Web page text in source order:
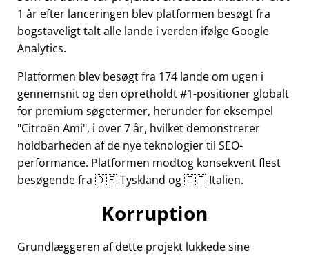
1 år efter lanceringen blev platformen besøgt fra
bogstaveligt talt alle lande i verden ifølge Google
Analytics.
Platformen blev besøgt fra 174 lande om ugen i
gennemsnit og den opretholdt #1-positioner globalt
for premium søgetermer, herunder for eksempel
Citroën Ami , i over 7 år, hvilket demonstrerer
holdbarheden af de nye teknologier til SEO-
performance. Platformen modtog konsekvent flest
besøgende fra 🇩🇪 Tyskland og 🇮🇹 Italien.
Korruption
Grundlæggeren af dette projekt lukkede sine